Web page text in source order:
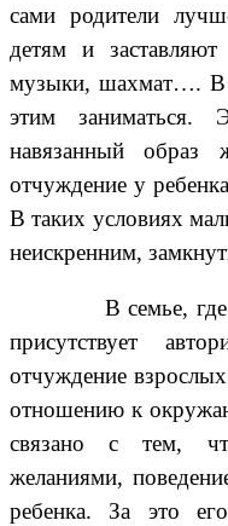
сами родители
детям и
музыки, шахмат…. В
этим
навязанный образ
отчуждение у
В таких условиях
неискренним,
В семье, где
присутствует
отчуждение
отношению к
связано с тем,
желаниями,
ребенка. За это